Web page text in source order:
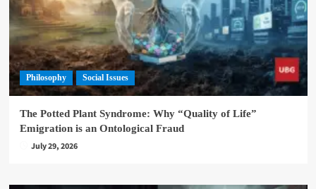
Philosophy Social Issues
The Potted Plant Syndrome: Why “Quality of Life”
Emigration is an Ontological Fraud
July 29, 2026